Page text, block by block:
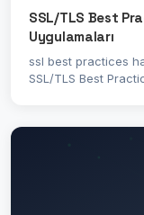
SSL/TLS Best
Uygulamaları
ssl best practices
SSL/TLS Best